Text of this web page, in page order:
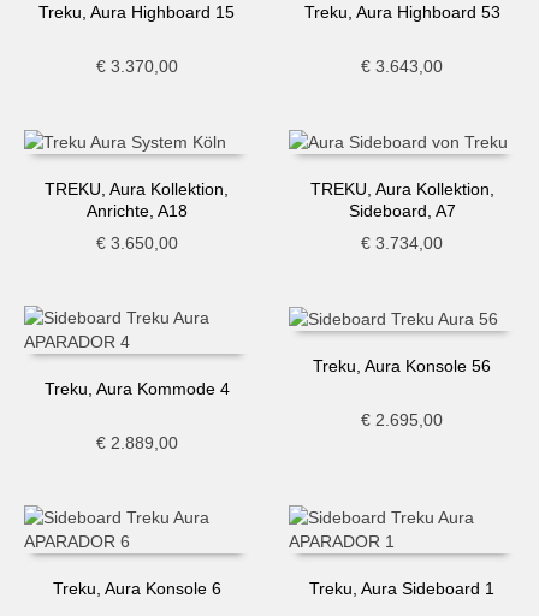
Treku, Aura Highboard 15
€3.370,00
Treku, Aura Highboard 53
€ 3.643,00
TREKU, Aura Kollektion,
Anrichte, A18
€3.650,00
TREKU, Aura Kollektion,
Sideboard, A7
€ 3.734,00
Treku, Aura Kommode 4
€2.889,00
Treku, Aura Konsole 56
€ 2.695,00
Treku, Aura Konsole 6 Treku, Aura Sideboard 1